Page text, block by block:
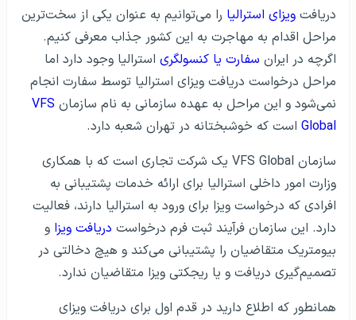
دریافت ویزای استرالیا را می‌توانیم به عنوان یکی از سخت‌ترین
مراحل اقدام به مهاجرت به این کشور جذاب معرفی کنیم.
اگرچه در ایران سفارت یا کنسولگری استرالیا وجود دارد اما
مراحل درخواست دریافت ویزای استرالیا توسط سفارت انجام
نمی‌شود و این مراحل به عهده سازمانی به نام سازمان VFS
Global است که خوشبختانه در تهران شعبه دارد.
سازمان VFS Global یک شرکت تجاری است که با همکاری
وزارت امور داخلی استرالیا برای ارائه خدمات پشتیبانی به
افرادی که درخواست ویزا برای ورود به استرالیا دارند، فعالیت
دارد. این سازمان فرآیند ثبت فرم درخواست دریافت ویزا و
بیومتریک متقاضیان را پشتیبانی می‌کند و هیچ دخالتی در
تصمیم‌گیری دریافت و یا ریجکتی ویزا متقاضیان ندارد.
همانطور که اطلاع دارید در قدم اول برای دریافت ویزای